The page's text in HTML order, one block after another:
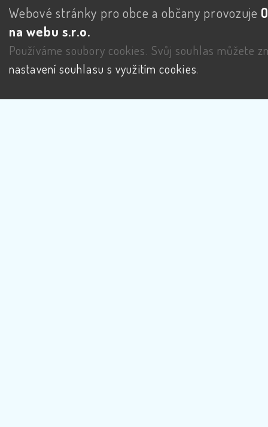
Webové stránky pro obce a občany provozuje
na webu s.r.o.
Používáme soubory cookies. Svůj souhlas můžete
nastavení souhlasu s využitím cookies.